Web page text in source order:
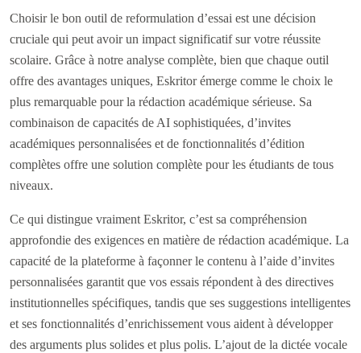
Choisir le bon outil de reformulation d’essai est une décision
cruciale qui peut avoir un impact significatif sur votre réussite
scolaire. Grâce à notre analyse complète, bien que chaque outil
offre des avantages uniques, Eskritor émerge comme le choix le
plus remarquable pour la rédaction académique sérieuse. Sa
combinaison de capacités de AI sophistiquées, d’invites
académiques personnalisées et de fonctionnalités d’édition
complètes offre une solution complète pour les étudiants de tous
niveaux.
Ce qui distingue vraiment Eskritor, c’est sa compréhension
approfondie des exigences en matière de rédaction académique. La
capacité de la plateforme à façonner le contenu à l’aide d’invites
personnalisées garantit que vos essais répondent à des directives
institutionnelles spécifiques, tandis que ses suggestions intelligentes
et ses fonctionnalités d’enrichissement vous aident à développer
des arguments plus solides et plus polis. L’ajout de la dictée vocale